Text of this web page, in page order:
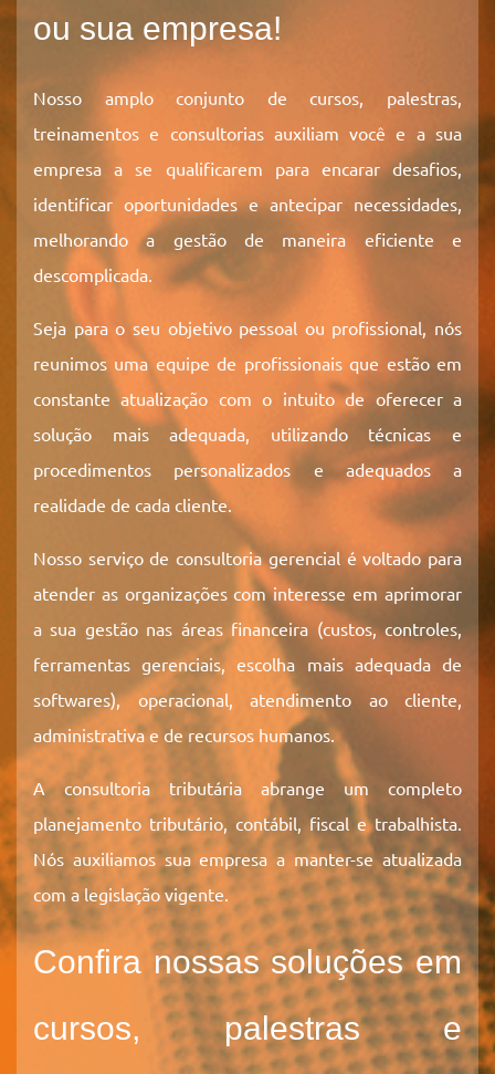
ou sua empresa!
Nosso amplo conjunto de cursos, palestras,
treinamentos e consultorias auxiliam você e a sua
empresa a se qualificarem para encarar desafios,
identificar oportunidades e antecipar necessidades,
melhorando a gestão de maneira eficiente e
descomplicada.
Seja para o seu objetivo pessoal ou profissional, nós
reunimos uma equipe de profissionais que estão em
constante atualização com o intuito de oferecer a
solução mais adequada, utilizando técnicas e
procedimentos personalizados e adequados a
realidade de cada cliente.
Nosso serviço de consultoria gerencial é voltado para
atender as organizações com interesse em aprimorar
a sua gestão nas áreas financeira (custos, controles,
ferramentas gerenciais, escolha mais adequada de
softwares), operacional, atendimento ao cliente,
administrativa e de recursos humanos.
A consultoria tributária abrange um completo
planejamento tributário, contábil, fiscal e trabalhista.
Nós auxiliamos sua empresa a manter-se atualizada
com a legislação vigente.
Confira nossas soluções em
cursos, palestras e